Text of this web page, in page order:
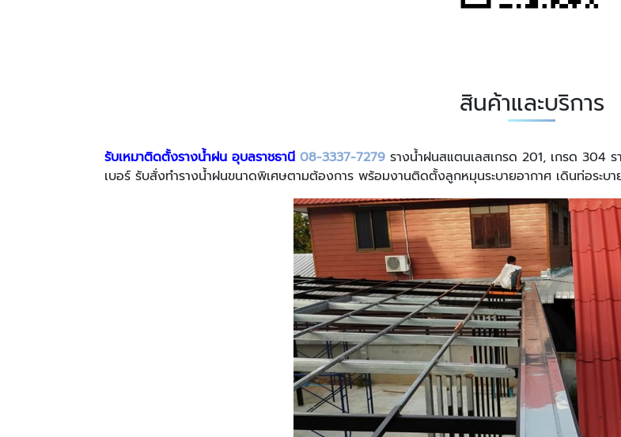
สินค้าและบริการ
รับเหมาติดตั้งรางน้ำฝน อุบลราชธานี 08-3337-7279 รางน้ำฝนสแตนเลสเกรด 201, เกรด 304
เบอร์ รับสั่งทำรางน้ำฝนขนาดพิเศษตามต้องการ พร้อมงานติดตั้งลูกหมุนระบายอากาศ เดินท่อระบา